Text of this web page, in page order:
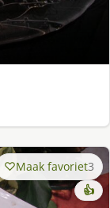
Maak favoriet3
👍